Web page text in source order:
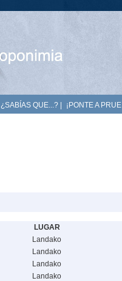
¿SABÍAS QUE...? ¡PONTE A
LUGAR
Landako
Landako
Landako
Landako